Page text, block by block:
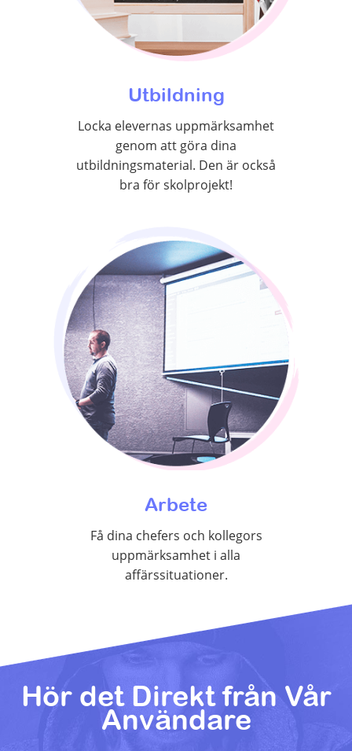
Utbildning
Locka elevernas uppmärksamhet
genom att göra dina
utbildningsmaterial. Den är också
bra för skolprojekt!
Arbete
Få dina chefers och kollegors
uppmärksamhet i alla
affärssituationer.
Hör det Direkt från Vår
Användare